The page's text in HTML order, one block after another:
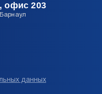
офис 203
данных